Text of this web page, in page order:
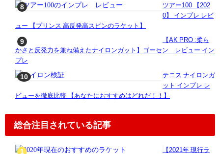
ツアー100 【202
0】 インプレ レビ
ュー 【プリンス 高反発高スピンのラケット】
【AK PRO :柔ら
かさと反発力を兼ね備えたナイロンガット】ゴーセン レビュー イン
プレ
テニス ナイロンガ
ット インプレ レ
ビューを徹底比較 【あなたにおすすめはどれだ！！】
総合注目されている記事
【2021年 現行ラ